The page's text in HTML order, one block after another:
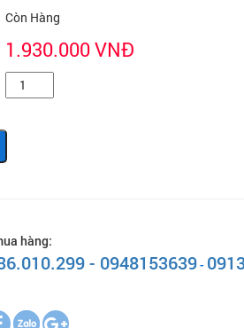
Còn Hàng
1.930.000 VNĐ
hàng:
- 0948153639-